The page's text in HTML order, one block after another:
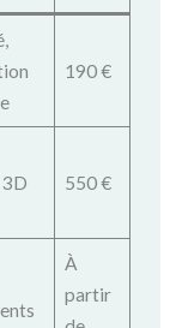
190 €
3D
550 €
À
partir